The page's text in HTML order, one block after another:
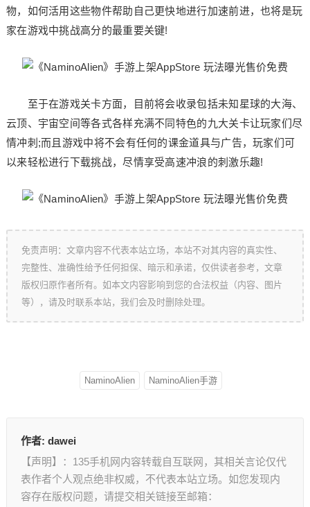
物，如何活用这些物件帮助自己更快地进行加速前进，也将是玩
家在游戏中挑战高分的最重要关键!
至于在游戏关卡方面，目前将会收录包括未知星球的大海、
云顶、宇宙空间等各式各样充满不同特色的九大关卡让玩家们尽
情冲刺;而且游戏中将不会有任何的课金道具与广告，玩家们可
以来轻松进行下载挑战，尽情享受高速冲浪的刺激乐趣!
免责声明：文章内容不代表本站立场，本站不对其内容的真实性、
完整性、准确性给予任何担保、暗示和承诺，仅供读者参考，文章
版权归原作者所有。如本文内容影响到您的合法权益（内容、图片
等），请及时联系本站，我们会及时删除处理。
NaminoAlien NaminoAlien手游
作者: dawei
【声明】：135手机网内容转载自互联网，其相关言论仅代
表作者个人观点绝非权威，不代表本站立场。如您发现内
容存在版权问题，请提交相关链接至邮箱：